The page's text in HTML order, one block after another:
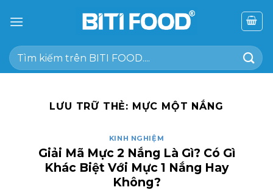
đến
dung
Tìm
kiếm:
LƯU TRỮ THẺ: MỰC MỘT NẮNG
KINH NGHIỆM
Giải Mã Mực 2 Nắng Là Gì? Có Gì
Khác Biệt Với Mực 1 Nắng Hay
Không?